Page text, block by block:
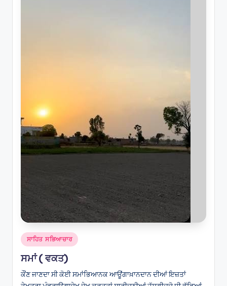
Posted
in
ਸਾਹਿਤ ਸਭਿਆਚਾਰ
ਸਮਾਂ ( ਵਕਤ)
ਕੌਂਣ ਜਾਣਦਾ ਸੀ ਕੋਈ ਸਮਾਂਭਿਆਨਕ ਆਊਂਗਾਖ਼ਾਨਦਾਨ ਦੀਆਂ ਇਜ਼ਤਾਂ